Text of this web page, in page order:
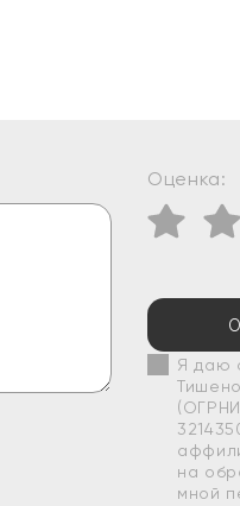
Оценка:
Я даю
на
мной